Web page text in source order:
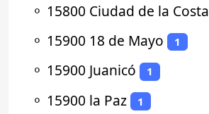
⚬ 15800 Ciudad de la Costa
⚬ 15900 18 de Mayo 1
⚬ 15900 Juanicó 1
⚬ 15900 la Paz 1